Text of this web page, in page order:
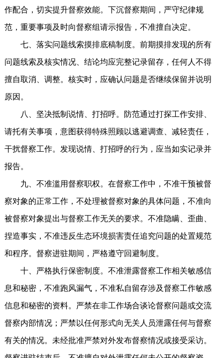
作配合，切实提升督察效能。下沉督察期间，严守纪律规
范，重要事项及时向督察组请示报告，不准擅自决定。
七、落实问题线索摸排底稿制度。前期摸排发现的所有
问题线索及核实情况、结论均应完整记录留存，任何人不得
擅自取消、调整。核实时，应确认问题是否继续保留并说明
原因。
八、坚决抵制说情、打招呼。防范通过打探工作安排、
请托有关事项，意图获得特殊照顾以逃避调查、减轻责任，
干扰督察工作。发现说情、打招呼的行为，应当如实记录并
报告。
九、不准滥用督察职权。在督察工作中，不准干预被督
察对象的正常工作，不处理被督察对象的具体问题，不准向
被督察对象提出与督察工作无关的要求。不准隐瞒、歪曲、
捏造事实，不准违反生态环境损害责任追究问题的处置规范
和程序。督察进驻期间，严格遵守回避制度。
十、严格执行保密制度。不准泄露督察工作相关敏感信
息和秘密，不准跑风漏气，不准私自留存涉及督察工作敏感
信息和秘密的资料。严禁在非工作场合谈论督察问题或交流
督察内部情况；严禁以任何形式向无关人员泄露任何与督察
有关的情况。未经批准严禁对外发布督察情况或接受采访。